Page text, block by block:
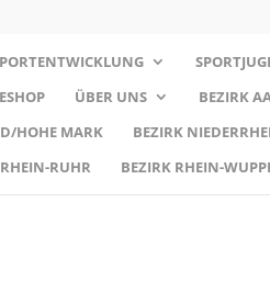
ÜBER UNS BEZIRK
HOHE MARK BEZIRK
RUHR BEZIRK RHEIN-